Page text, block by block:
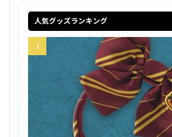
人気グッズランキング